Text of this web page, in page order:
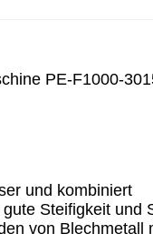
PE-F1000-
und kombiniert
Steifigkeit und
von Blechmetall